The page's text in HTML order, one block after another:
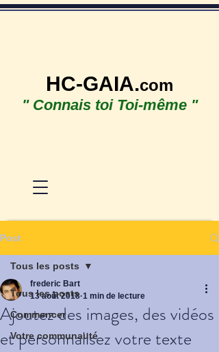
HC-GAIA.com
" Connais toi Toi-même "
Post
Tous les posts
Commencer
Votre communauté
Tous les posts
Ajoutez des images, des vidéos
et personnalisez votre texte
frederic Bart
13 août 2018 1 min de lecture